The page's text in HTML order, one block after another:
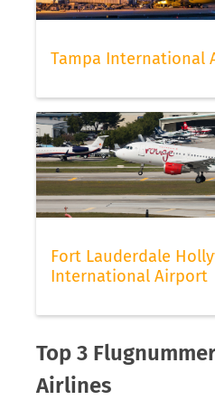
Tampa International
Fort Lauderdale
International Airport
Top 3
Airlines